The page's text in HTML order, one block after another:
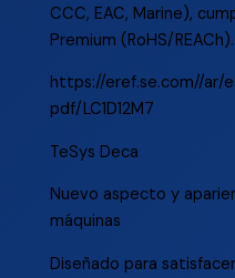
CCC, EAC, Marine),
Premium (RoHS/REACh).
https://eref.se.com//ar/
pdf/LC1D12M7
TeSys Deca
Nuevo aspecto y
máquinas
Diseñado para